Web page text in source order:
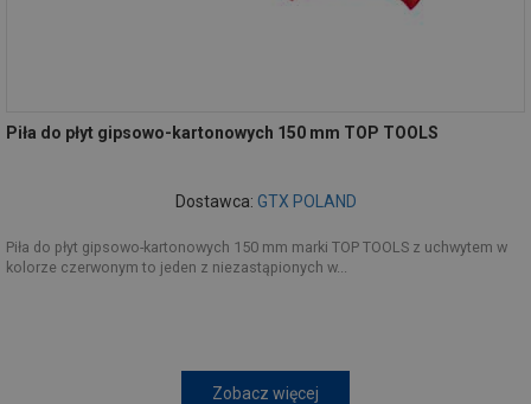
Piła do płyt gipsowo-kartonowych 150 mm TOP TOOLS
Dostawca: GTX POLAND
Piła do płyt gipsowo-kartonowych 150 mm marki TOP TOOLS z uchwytem w
kolorze czerwonym to jeden z niezastąpionych w...
Zobacz więcej